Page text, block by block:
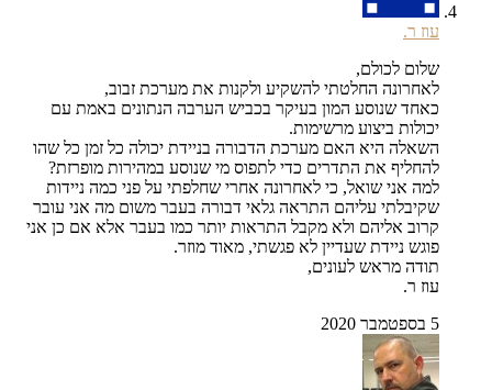
שלום לכולם,
לאחרונה החלטתי להשקיע ולקנות את מערכת זבוב,
כאחד שנוסע המון בעיקר בכביש הערבה הנתונים באמת עם
יכולות ביצוע מרשימות.
השאלה היא האם מערכת הדבורה בניידת יכולה כל זמן כל שהו
להחליף את התדרים כדי לתפוס מי שנוסע במהירות מופרזת?
למה אני שואל, כי לאחרונה אחרי שחלפתי על פני כמה ניידות
שקיבלתי עליהם התראה גלאי דבורה בעבר משום מה אני עובר
קרוב אליהם ולא מקבל התראות יותר כמו בעבר אלא אם כן אני
פוגש ניידת שעדיין לא פגשתי, מאוד מוזר.
תודה מראש לעונים,